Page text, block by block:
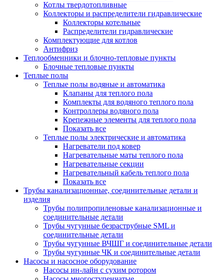
Котлы твердотопливные
Коллекторы и распределители гидравлические
Коллекторы котельные
Распределители гидравлические
Комплектующие для котлов
Антифриз
Теплообменники и блочно-тепловые пункты
Блочные тепловые пункты
Теплые полы
Теплые полы водяные и автоматика
Клапаны для теплого пола
Комплекты для водяного теплого пола
Контроллеры водяного пола
Крепежные элементы для теплого пола
Показать все
Теплые полы электрические и автоматика
Нагреватели под ковер
Нагревательные маты теплого пола
Нагревательные секции
Нагревательный кабель теплого пола
Показать все
Трубы канализационные, соединительные детали и
изделия
Трубы полипропиленовые канализационные и
соединительные детали
Трубы чугунные безраструбные SML и
соединительные детали
Трубы чугунные ВЧШГ и соединительные детали
Трубы чугунные ЧК и соединительные детали
Насосы и насосное оборудование
Насосы ин-лайн с сухим ротором